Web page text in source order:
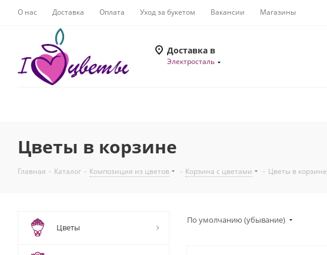
О нас Доставка Оплата Уход за букетом Вакансии Магазины
Доставка в
Электросталь
Цветы в корзине
Главная - Каталог - Композиция из цветов - Корзина с цветами - Цветы в корзине
По умолчанию (убывание)
Цветы